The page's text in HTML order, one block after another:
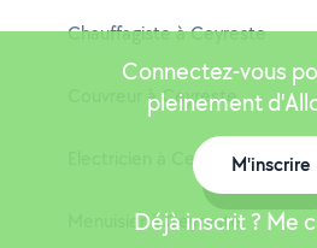
Chauffagiste à Ceyreste
Couvreur à Ceyreste
Electricien à Ceyreste
Menuisier à Ceyreste
Connectez-vous
pleinement
M'inscrire
Déjà inscrit ? Me